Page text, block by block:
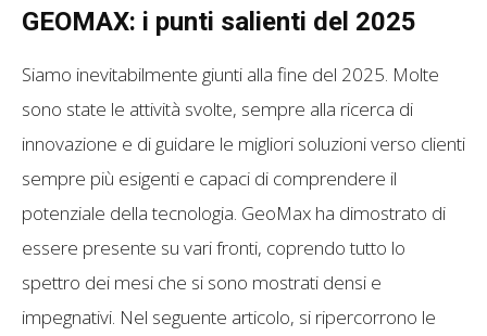
GEOMAX: i punti salienti del 2025
Siamo inevitabilmente giunti alla fine del 2025. Molte
sono state le attività svolte, sempre alla ricerca di
innovazione e di guidare le migliori soluzioni verso clienti
sempre più esigenti e capaci di comprendere il
potenziale della tecnologia. GeoMax ha dimostrato di
essere presente su vari fronti, coprendo tutto lo
spettro dei mesi che si sono mostrati densi e
impegnativi. Nel seguente articolo, si ripercorrono le